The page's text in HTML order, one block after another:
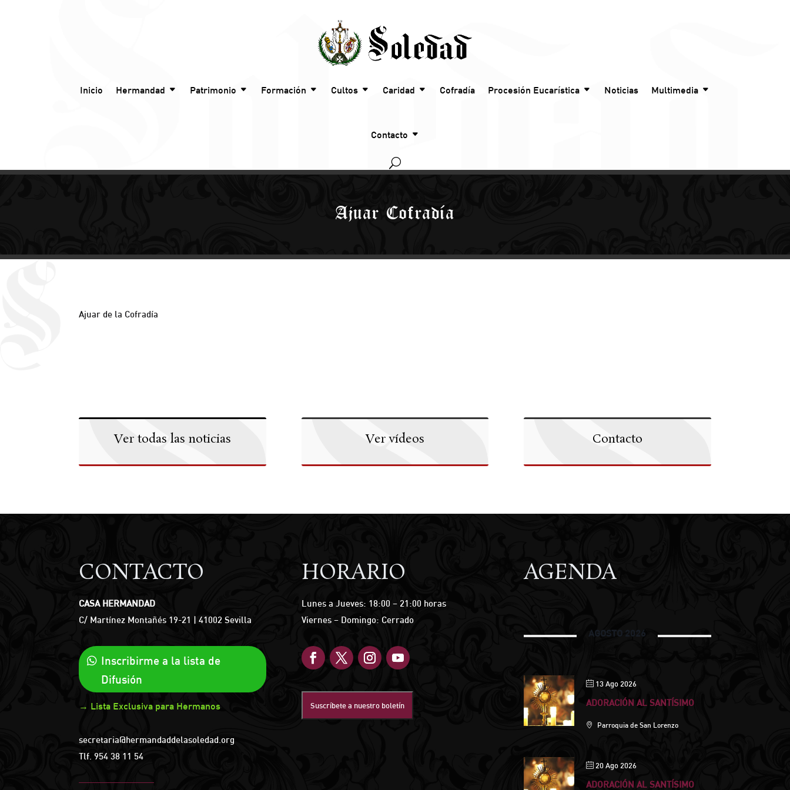
Inicio Hermandad Patrimonio Formación Cultos Caridad Cofradía Procesión Eucarística Noticias Multimedia
Contacto
Ajuar Cofradía
Ajuar de la Cofradía
Ver todas las noticias Ver vídeos Contacto
CONTACTO
CASA HERMANDAD
C/ Martínez Montañés 19-21 | 41002 Sevilla
Inscribirme a la lista de
Difusión
→ Lista Exclusiva para Hermanos
secretaria@hermandaddelasoledad.org
Tlf. 954 38 11 54
HORARIO
Lunes a Jueves: 18:00 – 21:00 horas
Viernes – Domingo: Cerrado
Suscríbete a nuestro boletín
AGENDA
AGOSTO 2026
13 Ago 2026
ADORACIÓN AL SANTÍSIMO
Parroquia de San Lorenzo
20 Ago 2026
ADORACIÓN AL SANTÍSIMO